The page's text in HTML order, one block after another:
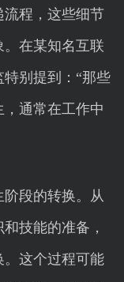
流程，这些细节
在某知名互联
别提到：“那些
通常在工作中
段的转换。从
技能的准备，
这个过程可能